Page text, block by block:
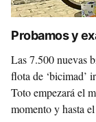
Probamos y
Las 7.500 nuevas
flota de ‘bicimad’
Toto empezará el
momento y hasta